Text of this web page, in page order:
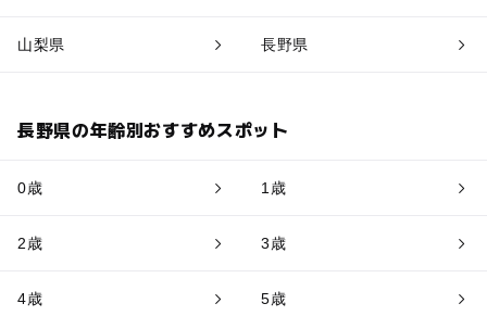
山梨県 長野県
長野県の年齢別おすすめスポット
0歳 1歳
2歳 3歳
4歳 5歳